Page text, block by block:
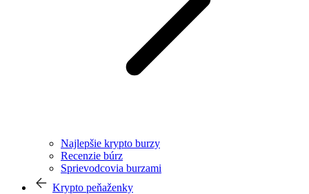
Najlepšie krypto burzy
Recenzie búrz
Sprievodcovia burzami
Krypto peňaženky